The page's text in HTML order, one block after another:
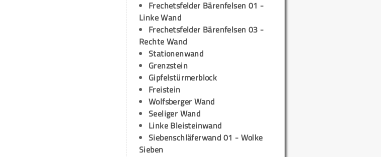
Frechetsfelder Bärenfelsen 01 -
Linke Wand
Frechetsfelder Bärenfelsen 03 -
Rechte Wand
Stationenwand
Grenzstein
Gipfelstürmerblock
Freistein
Wolfsberger Wand
Seeliger Wand
Linke Bleisteinwand
Siebenschläferwand 01 - Wolke
Sieben